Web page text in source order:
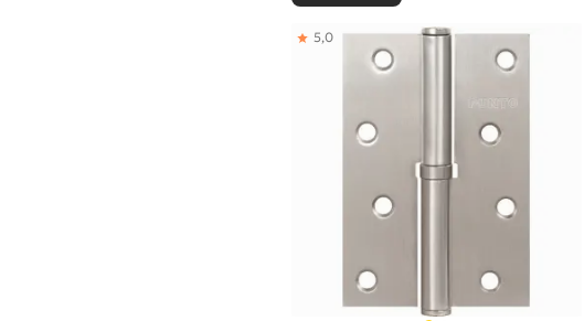
5,0